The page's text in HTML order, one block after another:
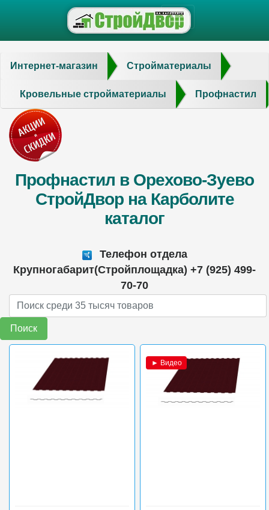
Интернет-магазин Стройматериалы
Кровельные стройматериалы Профнастил
Профнастил в Орехово-Зуево
СтройДвор на Карболите
каталог
Телефон отдела
Крупногабарит(Стройплощадка) +7 (925) 499-
70-70
Поиск
► Видео